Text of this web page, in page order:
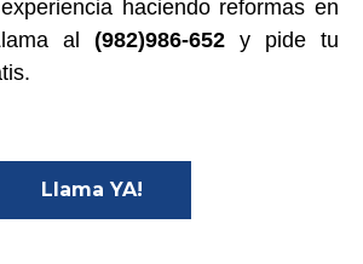
haciendo reformas en
al (982)986-652 y pide tu
Llama YA!